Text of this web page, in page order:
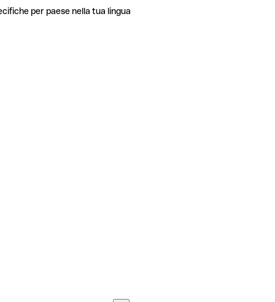
per paese nella tua lingua